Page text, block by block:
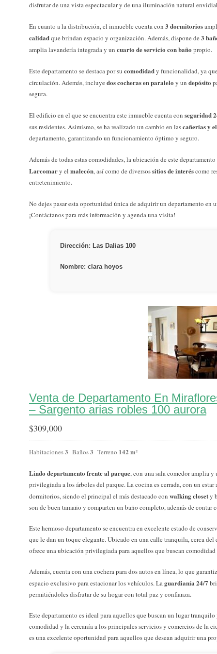
disfrutar de una vista espectacular y de una iluminación natural
En cuanto a la distribución, el inmueble cuenta con 3 dormitorios
calidadque brindan espacio y organización. Además, dispone de 3
amplia lavandería integrada y un cuarto de servicio con baño propio.
Este departamento se destaca por su comodidady funcionalidad, ya
circulación. Además, incluye dos cocheras en paralelo y un depósito
segura.
El edificio en el que se encuentra este inmueble cuenta con seguridad
sus residentes. Asimismo, se ha realizado un cambio en lascañerías y
departamento, garantizando un funcionamiento óptimo y seguro.
Además de todas estas comodidades, la ubicación de este
Larcomary el malecón, así como de diversossitios de interéscomo
entretenimiento.
No dejes pasar esta oportunidad única de adquirir un departamento en
¡Contáctanos para más información y agenda una visita!
Dirección: Las Dalias 100
Nombre: clara hoyos
Venta de Departamento En
– Sargento arias robles 100 aurora
$309,000
Habitaciones3 Baños3 Terreno 142 m²
Lindo departamento frente al parque, con una sala comedor amplia y
privilegiada a los árboles del parque. La cocina es cerrada, con un
dormitorios, siendo el principal el más destacado con walking closety
son de buen tamaño y comparten un baño completo, además de
Este hermoso departamento se encuentra en excelente estado de
que le dan un toque elegante. Ubicado en una calle tranquila, cerca
ofrece una ubicación privilegiada para aquellos que buscan
Además, cuenta con una cochera para dos autos en línea, lo que
espacio exclusivo para estacionar los vehículos. Laguardianía 24/7
permitiéndoles disfrutar de su hogar con total paz y confianza.
Este departamento es ideal para aquellos que buscan un lugar
comodidad y la cercanía a los principales servicios y comercios de la
es una excelente oportunidad para aquellos que desean adquirir una